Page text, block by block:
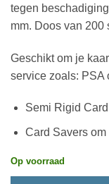
tegen
mm. Doos van 200
Geschikt om je
service zoals: PSA
Semi Rigid
Card Savers
Op voorraad